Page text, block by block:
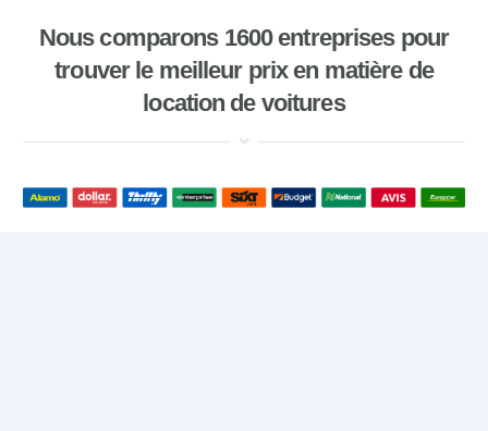
Nous comparons 1600 entreprises pour
trouver le meilleur prix en matière de
location de voitures